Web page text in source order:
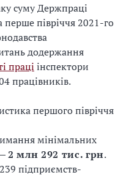
суму Держпраці
перше півріччя 2021-го
додержання
праці інспектори
працівників.
мінімальних
2 млн 292 тис. грн.
підприємств-